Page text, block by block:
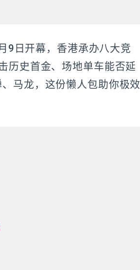
9日开幕，香港承办八大竞
历史首金、场地单车能否延
马龙，这份懒人包助你极效